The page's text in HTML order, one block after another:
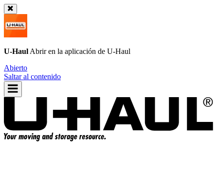
U-Haul Abrir en la aplicación de U-Haul
Abierto
Saltar al contenido